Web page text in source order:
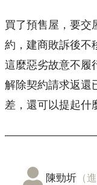
買了預售屋，要交
約，建商敗訴後不
這麼惡劣故意不履
解除契約請求返還
差，還可以提起什
陳勁圻 （